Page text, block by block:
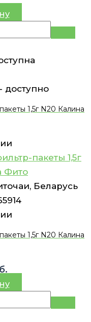
доступно
1,5г N20 Калина
пакеты 1,5г
Фито
Беларусь
1,5г N20 Калина